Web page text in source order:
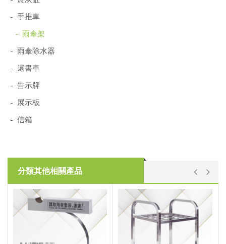
- 手推車
- 雨傘架
- 雨傘除水器
- 還書車
- 告示牌
- 展示板
- 信箱
分類其他相關產品